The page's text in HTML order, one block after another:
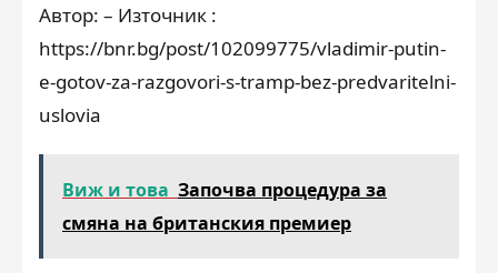
Автор: – Източник :
https://bnr.bg/post/102099775/vladimir-putin-
e-gotov-za-razgovori-s-tramp-bez-predvaritelni-
uslovia
Виж и това Започва процедура за
смяна на британския премиер